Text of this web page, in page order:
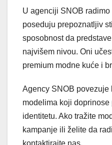
U agenciji SNOB
poseduju prepoznatljiv
sposobnost da
najvišem nivou. Oni
premium modne kuće i
Agency SNOB povezuje
modelima koji
identitetu. Ako tražite
kampanje ili želite da